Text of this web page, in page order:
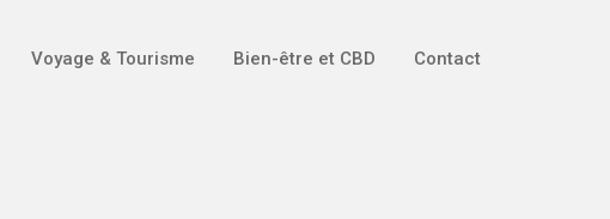
Voyage & Tourisme Bien-être et CBD Contact